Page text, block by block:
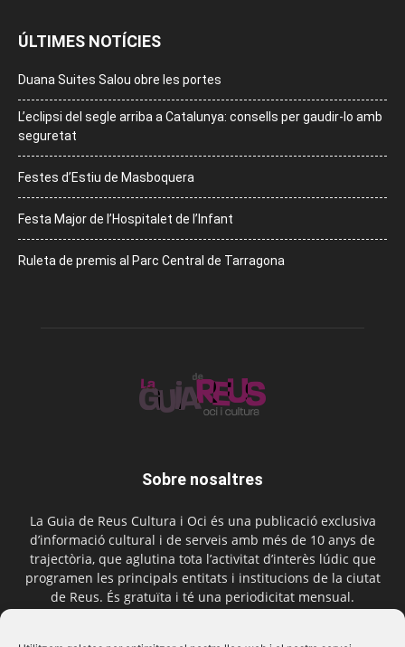
ÚLTIMES NOTÍCIES
Duana Suites Salou obre les portes
L’eclipsi del segle arriba a Catalunya: consells per gaudir-lo amb
seguretat
Festes d’Estiu de Masboquera
Festa Major de l’Hospitalet de l’Infant
Ruleta de premis al Parc Central de Tarragona
Sobre nosaltres
La Guia de Reus Cultura i Oci és una publicació exclusiva
d’informació cultural i de serveis amb més de 10 anys de
trajectòria, que aglutina tota l’activitat d’interès lúdic que
programen les principals entitats i institucions de la ciutat
de Reus. És gratuïta i té una periodicitat mensual.